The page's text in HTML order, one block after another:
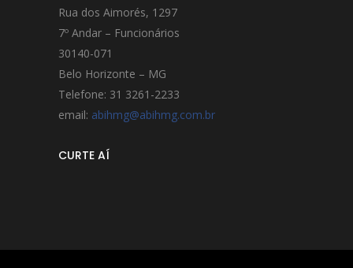
Rua dos Aimorés, 1297
7º Andar – Funcionários
30140-071
Belo Horizonte – MG
Telefone: 31 3261-2233
email: abihmg@abihmg.com.br
CURTE AÍ